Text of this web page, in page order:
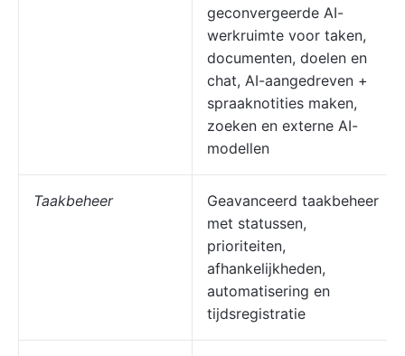
geconvergeerde AI-
werkruimte voor taken,
documenten, doelen en
chat, AI-aangedreven +
spraaknotities maken,
zoeken en externe AI-
modellen
Taakbeheer
Geavanceerd taakbeheer
met statussen,
prioriteiten,
afhankelijkheden,
automatisering en
tijdsregistratie